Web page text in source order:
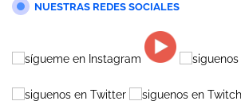
NUESTRAS REDES SOCIALES